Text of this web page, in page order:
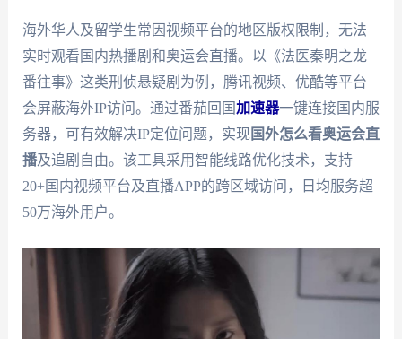
海外华人及留学生常因视频平台的地区版权限制，无法
实时观看国内热播剧和奥运会直播。以《法医秦明之龙
番往事》这类刑侦悬疑剧为例，腾讯视频、优酷等平台
会屏蔽海外IP访问。通过番茄回国加速器一键连接国内服
务器，可有效解决IP定位问题，实现国外怎么看奥运会直
播及追剧自由。该工具采用智能线路优化技术，支持
20+国内视频平台及直播APP的跨区域访问，日均服务超
50万海外用户。